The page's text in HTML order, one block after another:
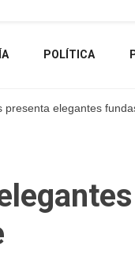
POLÍTICA
presenta elegantes